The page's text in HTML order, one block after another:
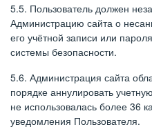
5.5. Пользователь должен
Администрацию сайта о
его учётной записи или
системы безопасности.
5.6. Администрация сайта
порядке аннулировать
не использовалась более 36
уведомления Пользователя.